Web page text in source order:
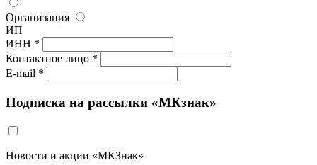
Организация
ИП
ИНН *
Контактное лицо *
E-mail *
Подписка на рассылки «МКзнак»
Новости и акции «МКЗнак»